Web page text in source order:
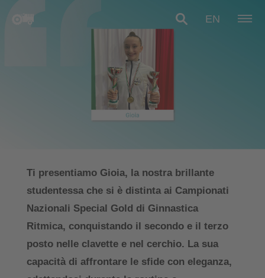
EN
Ti presentiamo Gioia, la nostra brillante
studentessa che si è distinta ai Campionati
Nazionali Special Gold di Ginnastica
Ritmica, conquistando il secondo e il terzo
posto nelle clavette e nel cerchio. La sua
capacità di affrontare le sfide con eleganza,